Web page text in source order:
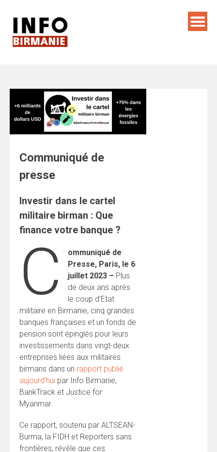
Communiqué de
presse
Investir dans le cartel
militaire birman : Que
finance votre banque ?
C
ommuniqué de
Presse, Paris, le 6
juillet 2023 – Plus
de deux ans après
le coup d’Etat
militaire en Birmanie, cinq grandes
banques françaises et un fonds de
pension sont épinglés pour leurs
investissements dans vingt-deux
entreprises liées aux militaires
birmans dans un rapport publié
aujourd’hui par Info Birmanie,
BankTrack et Justice for
Myanmar.
Ce rapport, soutenu par ALTSEAN-
Burma, la FIDH et Reporters sans
frontières, révèle que ces